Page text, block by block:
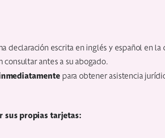
declaración escrita en inglés y español en la
antes a su abogado.
para obtener asistencia
sus propias tarjetas: